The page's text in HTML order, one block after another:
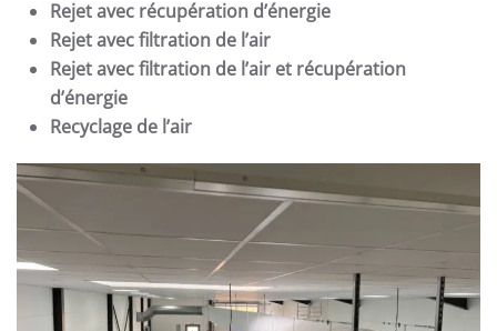
Rejet avec récupération d’énergie
Rejet avec filtration de l’air
Rejet avec filtration de l’air et récupération
d’énergie
Recyclage de l’air